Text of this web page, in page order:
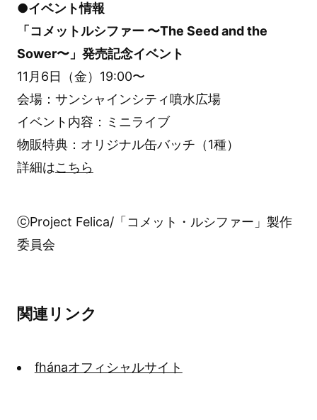
●イベント情報
「コメットルシファー 〜The Seed and the
Sower〜」発売記念イベント
11月6日（金）19:00〜
会場：サンシャインシティ噴水広場
イベント内容：ミニライブ
物販特典：オリジナル缶バッチ（1種）
詳細はこちら
ⓒProject Felica/「コメット・ルシファー」製作
委員会
関連リンク
fhánaオフィシャルサイト